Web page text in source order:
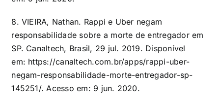
8. VIEIRA, Nathan. Rappi e Uber negam
responsabilidade sobre a morte de entregador em
SP. Canaltech, Brasil, 29 jul. 2019. Disponível
em: https://canaltech.com.br/apps/rappi-uber-
negam-responsabilidade-morte-entregador-sp-
145251/. Acesso em: 9 jun. 2020.